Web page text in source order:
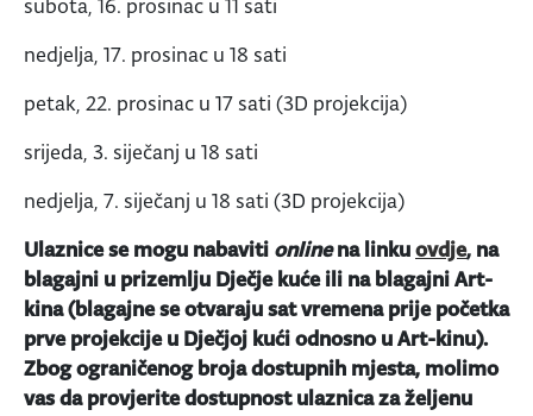
subota, 16. prosinac u 11 sati
nedjelja, 17. prosinac u 18 sati
petak, 22. prosinac u 17 sati (3D projekcija)
srijeda, 3. siječanj u 18 sati
nedjelja, 7. siječanj u 18 sati (3D projekcija)
Ulaznice se mogu nabaviti onlinena linkuovdje, na
blagajni u prizemlju Dječje kuće ili na blagajni Art-
kina (blagajne se otvaraju sat vremena prije početka
prve projekcije u Dječjoj kući odnosno u Art-kinu).
Zbog ograničenog broja dostupnih mjesta, molimo
vas da provjerite dostupnost ulaznica za željenu